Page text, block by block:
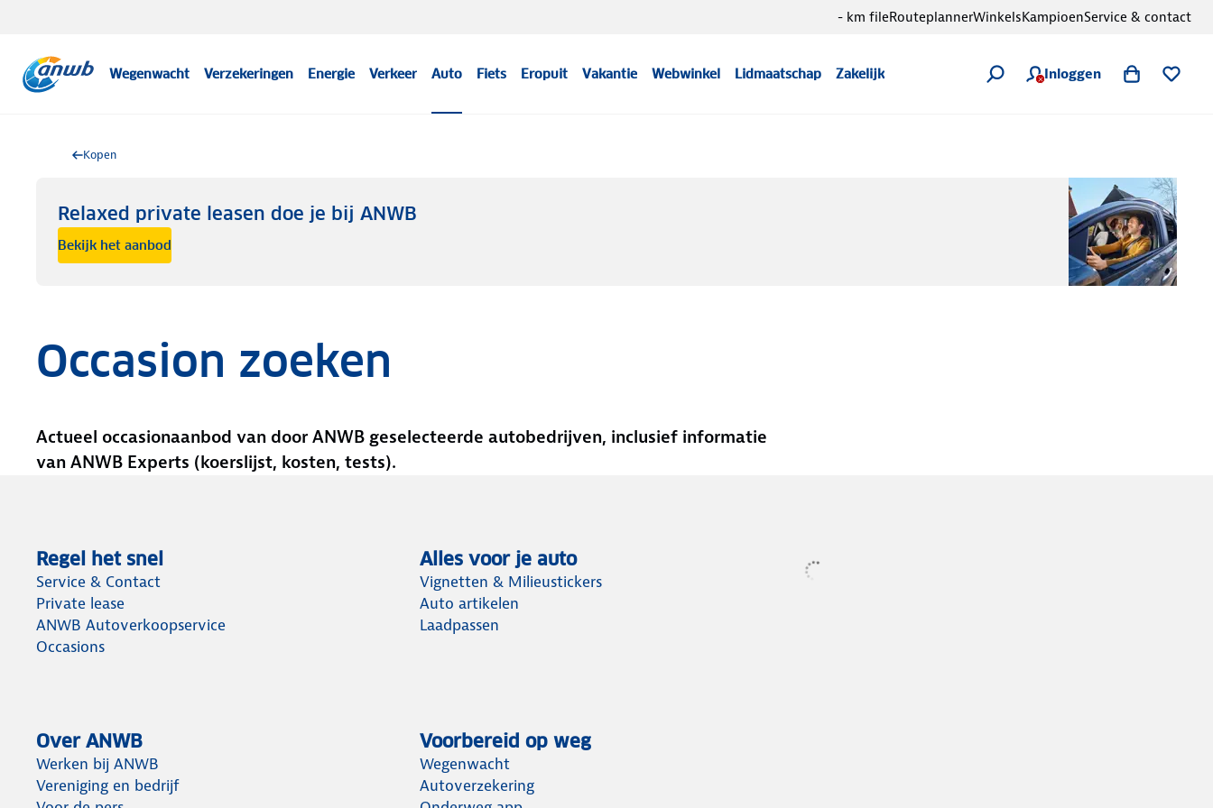
Wegenwacht Verzekeringen Energie Verkeer Auto Fiets Eropuit Vakantie Webwinkel Lidmaatschap Zakelijk Inloggen
- km fileRouteplannerWinkelsKampioenService & contact
Kopen
Relaxed private leasen doe je bij ANWB
Bekijk het aanbod
Occasion zoeken
Actueel occasionaanbod van door ANWB geselecteerde autobedrijven, inclusief informatie
van ANWB Experts (koerslijst, kosten, tests).
Regel het snel
Service & Contact
Private lease
ANWB Autoverkoopservice
Occasions
Alles voor je auto
Vignetten & Milieustickers
Auto artikelen
Laadpassen
Over ANWB
Werken bij ANWB
Vereniging en bedrijf
Voorbereid op weg
Wegenwacht
Autoverzekering